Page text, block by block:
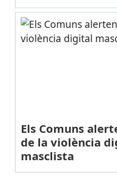
Els Comuns
de la violència
masclista